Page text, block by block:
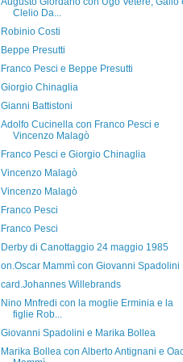
Clelio Da...
Robinio Costi
Beppe Presutti
Franco Pesci e Beppe Presutti
Giorgio Chinaglia
Gianni Battistoni
Adolfo Cucinella con Franco Pesci e
Vincenzo Malagò
Franco Pesci e Giorgio Chinaglia
Vincenzo Malagò
Vincenzo Malagò
Franco Pesci
Franco Pesci
Derby di Canottaggio 24 maggio 1985
on.Oscar Mammì con Giovanni Spadolini
card.Johannes Willebrands
Nino Mnfredi con la moglie Erminia e la
figlie Rob...
Giovanni Spadolini e Marika Bollea
Marika Bollea con Alberto Antignani e